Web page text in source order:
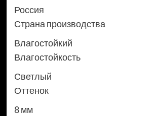
Россия
Страна производства
Влагостойкий
Влагостойкость
Светлый
Оттенок
8 мм